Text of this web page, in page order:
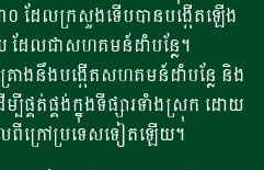
ែលក្រសួងទើបបានបង្កើតឡើង
ែលជាសហគមន៍ដាំបន្លែ។
ោងនឹងបង្កើតសហគមន៍ដាំបន្លែ និង
ម្បីផ្គត់ផ្គង់ក្នុងទីផ្សារទាំងស្រុក ដោយ
លពីក្រៅប្រទេសទៀតឡើយ។